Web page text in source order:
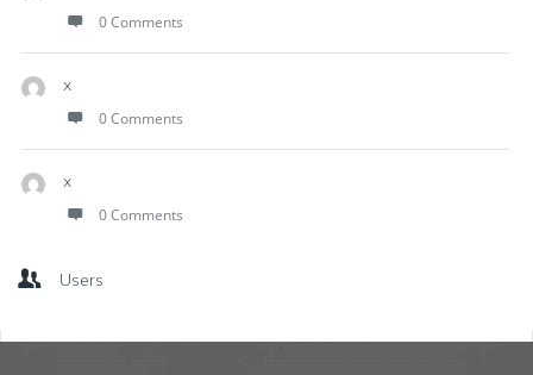
0 Comments
x
0 Comments
x
0 Comments
Users